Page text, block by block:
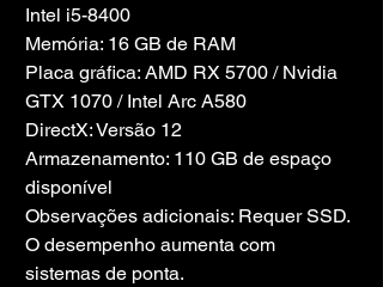
Intel i5-8400
Memória: 16 GB de RAM
Placa gráfica: AMD RX 5700 / Nvidia
GTX 1070 / Intel Arc A580
DirectX: Versão 12
Armazenamento: 110 GB de espaço
disponível
Observações adicionais: Requer SSD.
O desempenho aumenta com
sistemas de ponta.